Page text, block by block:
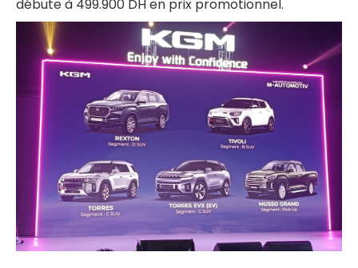
débute à 499.900 DH en prix promotionnel.